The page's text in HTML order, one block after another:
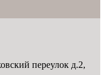
переулок д.2,